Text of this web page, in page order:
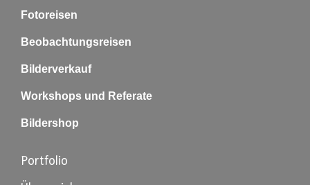
Fotoreisen
Beobachtungsreisen
Bilderverkauf
Workshops und Referate
Bildershop
Portfolio